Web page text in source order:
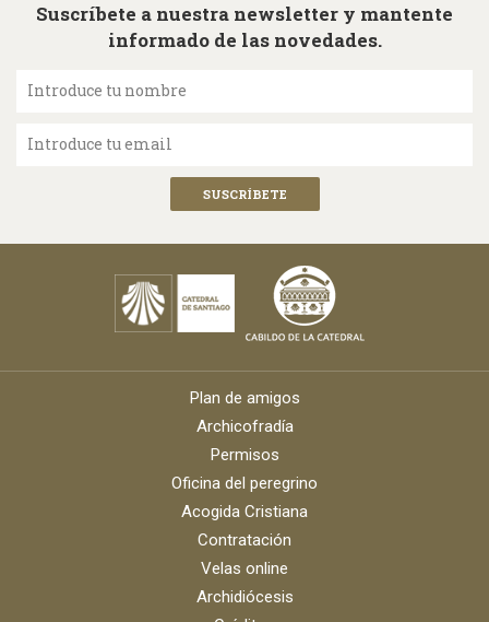
Suscríbete a nuestra newsletter y mantente
informado de las novedades.
Introduce tu nombre
Introduce tu email
Plan de amigos
Archicofradía
Permisos
Oficina del peregrino
Acogida Cristiana
Contratación
Velas online
Archidiócesis